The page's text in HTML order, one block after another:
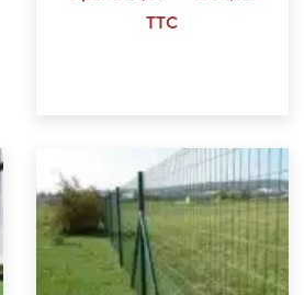
€ 56,72
TTC